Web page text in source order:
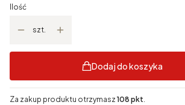
Ilość
szt.
Dodaj do koszyka
Za zakup produktu otrzymasz 108 pkt.